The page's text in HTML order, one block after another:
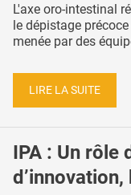
L'axe oro-intestinal
le dépistage
menée par des
LIRE LA SUITE
IPA : Un rôle